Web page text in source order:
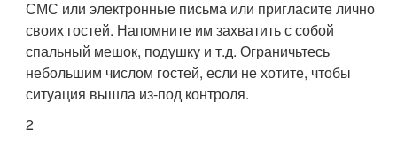
СМС или электронные письма или пригласите лично
своих гостей. Напомните им захватить с собой
спальный мешок, подушку и т.д. Ограничьтесь
небольшим числом гостей, если не хотите, чтобы
ситуация вышла из-под контроля.
2